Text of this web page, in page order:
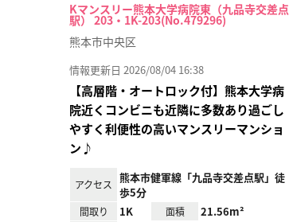
Kマンスリー熊本大学病院東（九品寺交差点
駅） 203・1K-203(No.479296)
熊本市中央区
情報更新日 2026/08/04 16:38
【高層階・オートロック付】熊本大学病
院近くコンビニも近隣に多数あり過ごし
やすく利便性の高いマンスリーマンショ
ン♪
アクセス
熊本市健軍線「九品寺交差点駅」徒
歩5分
間取り 1K 面積 21.56m²